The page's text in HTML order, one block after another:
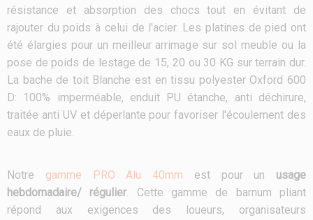
résistance et absorption des chocs tout en évitant de
rajouter du poids à celui de l'acier. Les platines de pied ont
été élargies pour un meilleur arrimage sur sol meuble ou la
pose de poids de lestage de 15, 20 ou 30 KG sur terrain dur.
La bache de toit Blanche est en tissu polyester Oxford 600
D: 100% imperméable, enduit PU étanche, anti déchirure,
traitée anti UV et déperlante pour favoriser l'écoulement des
eaux de pluie.
Notre gamme PRO Alu 40mm est pour un usage
hebdomadaire/ régulier. Cette gamme de barnum pliant
répond aux exigences des loueurs, organisateurs